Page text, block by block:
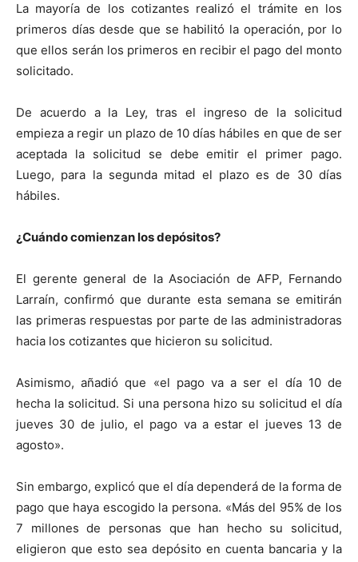
La mayoría de los cotizantes realizó el trámite en los
primeros días desde que se habilitó la operación, por lo
que ellos serán los primeros en recibir el pago del monto
solicitado.
De acuerdo a la Ley, tras el ingreso de la solicitud
empieza a regir un plazo de 10 días hábiles en que de ser
aceptada la solicitud se debe emitir el primer pago.
Luego, para la segunda mitad el plazo es de 30 días
hábiles.
¿Cuándo comienzan los depósitos?
El gerente general de la Asociación de AFP, Fernando
Larraín, confirmó que durante esta semana se emitirán
las primeras respuestas por parte de las administradoras
hacia los cotizantes que hicieron su solicitud.
Asimismo, añadió que «el pago va a ser el día 10 de
hecha la solicitud. Si una persona hizo su solicitud el día
jueves 30 de julio, el pago va a estar el jueves 13 de
agosto».
Sin embargo, explicó que el día dependerá de la forma de
pago que haya escogido la persona. «Más del 95% de los
7 millones de personas que han hecho su solicitud,
eligieron que esto sea depósito en cuenta bancaria y la